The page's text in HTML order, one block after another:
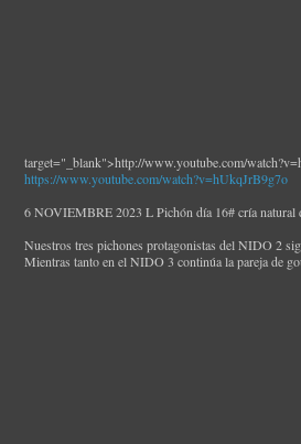
target="_blank">http://www.youtube.com/
https://www.youtube.com/watch?v=hUkqJrB9g7o
6 NOVIEMBRE 2023 L Pichón día 16# cría
Nuestros tres pichones protagonistas del NIDO 2
Mientras tanto en el NIDO 3 continúa la pareja de